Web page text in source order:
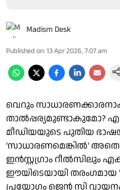
Madism Desk
Published on: 13 Apr 2026, 7:07 am
വെറും
താൽപ്പര്യമുണ്ടാകുമോ?
മീഡിയയുടെ പുതിയ
'സാധാരണമെങ്കിൽ'
ഇൻസ്റ്റഗ്രാം റീൽസിലും
ഈയിടെയായി തരംഗമായ
പ്രയോഗം ജെൻ സി